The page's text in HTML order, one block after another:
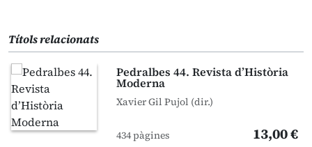
Títols relacionats
Pedralbes 44. Revista d’Història
Moderna
Xavier Gil Pujol (dir.)
434 pàgines 13,00 €